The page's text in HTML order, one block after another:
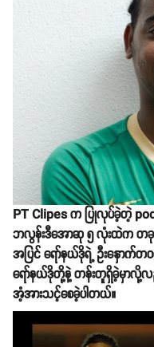
PT Clipes က ပြုလုပ်ခဲ့တဲ့
ဘလွန်းဒီအောဆု ၅ လုံးထဲက တခု
အပြင် ရော်နယ်ဒိုရဲ့ ဦးနှောက်
ရော်နယ်ဒိုတို့နဲ့ တန်းတူရှိခဲ့မှာလို့
အံ့အားသင့်စေခဲ့ပါတယ်။